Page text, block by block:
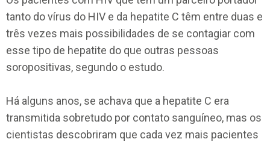
tanto do vírus do HIV e da hepatite C têm entre duas e
três vezes mais possibilidades de se contagiar com
esse tipo de hepatite do que outras pessoas
soropositivas, segundo o estudo.
Há alguns anos, se achava que a hepatite C era
transmitida sobretudo por contato sanguíneo, mas os
cientistas descobriram que cada vez mais pacientes